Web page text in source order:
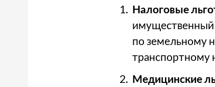
Налоговые
имущественный
по земельному
транспортному
Медицинские